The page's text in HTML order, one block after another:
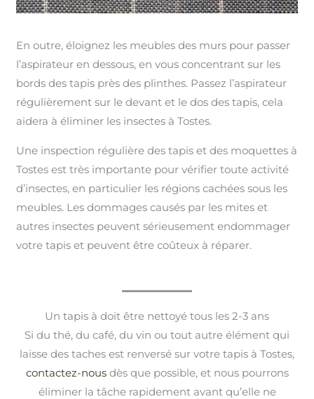
En outre, éloignez les meubles des murs pour passer
l’aspirateur en dessous, en vous concentrant sur les
bords des tapis près des plinthes. Passez l’aspirateur
régulièrement sur le devant et le dos des tapis, cela
aidera à éliminer les insectes à Tostes.
Une inspection régulière des tapis et des moquettes à
Tostes est très importante pour vérifier toute activité
d’insectes, en particulier les régions cachées sous les
meubles. Les dommages causés par les mites et
autres insectes peuvent sérieusement endommager
votre tapis et peuvent être coûteux à réparer.
Un tapis à doit être nettoyé tous les 2-3 ans
Si du thé, du café, du vin ou tout autre élément qui
laisse des taches est renversé sur votre tapis à Tostes,
contactez-nousdès que possible, et nous pourrons
éliminer la tâche rapidement avant qu’elle ne